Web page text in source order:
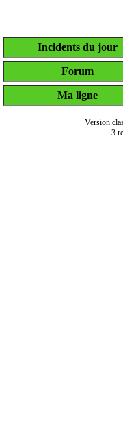
Incidents du jour
Forum
Ma ligne
Version
3